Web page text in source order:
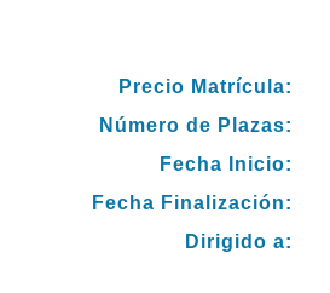
Precio Matrícula:
Número de Plazas:
Fecha Inicio:
Fecha Finalización:
Dirigido a: